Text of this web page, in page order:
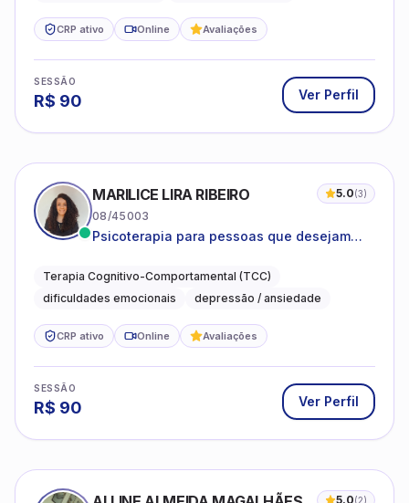
CRP ativo Online Avaliações
SESSÃO
R$ 90 Ver Perfil
MARILICE LIRA RIBEIRO 5.0(3)
08/45003
Psicoterapia para pessoas que desejam
dificuldades do dia a dia
Terapia Cognitivo-Comportamental (TCC)
dificuldades emocionais
depressão / ansiedade
CRP ativo Online Avaliações
SESSÃO
R$ 90 Ver Perfil
5.0(2)